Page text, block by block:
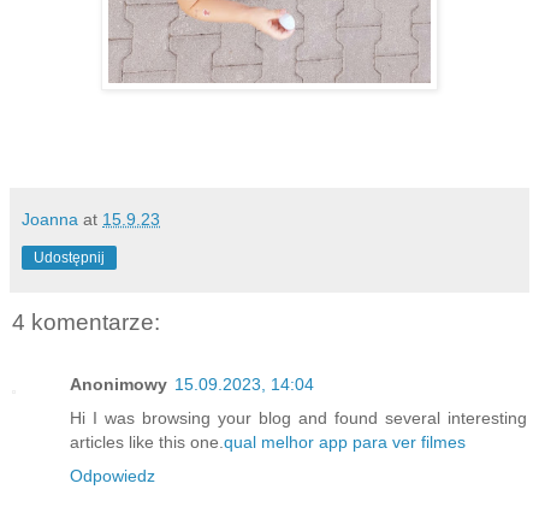
Joanna at 15.9.23
Udostępnij
4 komentarze:
Anonimowy 15.09.2023, 14:04
Hi I was browsing your blog and found several interesting
articles like this one. qual melhor app para ver filmes
Odpowiedz